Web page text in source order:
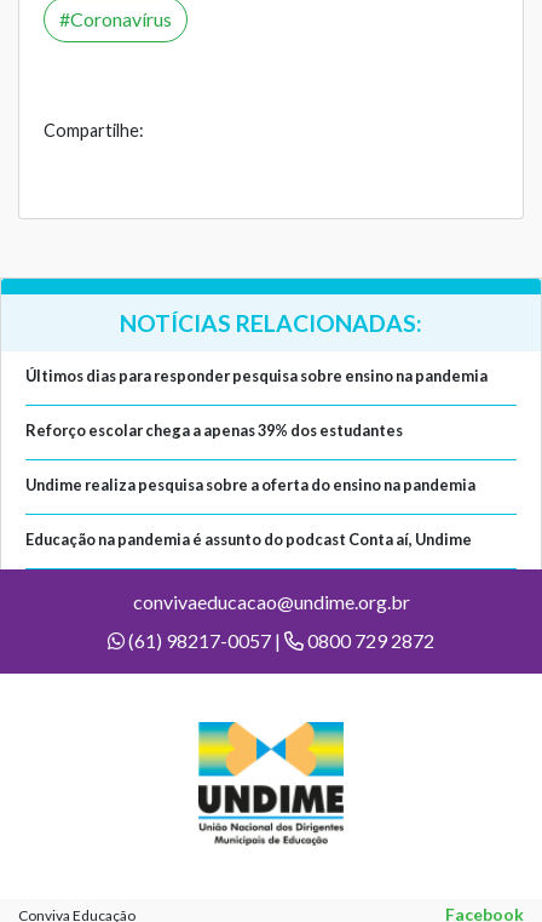
Coronavírus
Compartilhe:
NOTÍCIAS RELACIONADAS:
Últimos dias para responder pesquisa sobre ensino na pandemia
Reforço escolar chega a apenas 39% dos estudantes
Undime realiza pesquisa sobre a oferta do ensino na pandemia
Educação na pandemia é assunto do podcast Conta aí, Undime
convivaeducacao@undime.org.br
(61) 98217-0057 |
0800 729 2872
Conviva Educação Facebook